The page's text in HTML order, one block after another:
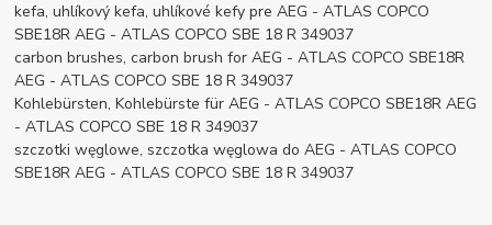
kefa, uhlíkový kefa, uhlíkové kefy pre AEG - ATLAS COPCO
SBE18R AEG - ATLAS COPCO SBE 18 R 349037
carbon brushes, carbon brush for AEG - ATLAS COPCO SBE18R
AEG - ATLAS COPCO SBE 18 R 349037
Kohlebürsten, Kohlebürste für AEG - ATLAS COPCO SBE18R AEG
- ATLAS COPCO SBE 18 R 349037
szczotki węglowe, szczotka węglowa do AEG - ATLAS COPCO
SBE18R AEG - ATLAS COPCO SBE 18 R 349037